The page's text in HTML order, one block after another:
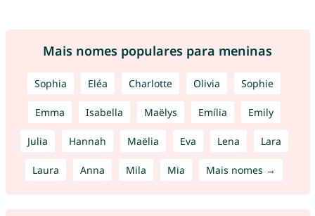
Mais nomes populares para meninas
Sophia Eléa Charlotte Olivia Sophie
Emma Isabella Maëlys Emília Emily
Julia Hannah Maëlia Eva Lena Lara
Laura Anna Mila Mia Mais nomes →